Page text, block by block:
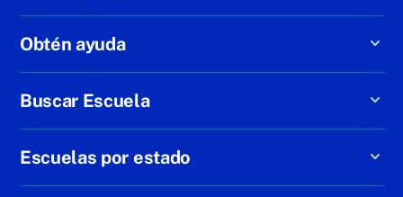
Obtén ayuda
Buscar Escuela
Escuelas por estado